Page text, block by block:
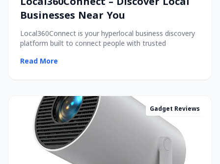
Local360Connect – Discover Local
Businesses Near You
Local360Connect is your hyperlocal business discovery
platform built to connect people with trusted
Read More
Gadget Reviews